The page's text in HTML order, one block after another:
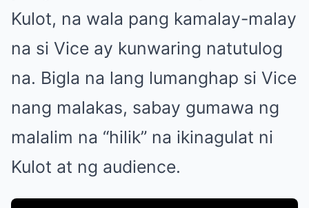
Kulot, na wala pang kamalay-malay
na si Vice ay kunwaring natutulog
na. Bigla na lang lumanghap si Vice
nang malakas, sabay gumawa ng
malalim na “hilik” na ikinagulat ni
Kulot at ng audience.